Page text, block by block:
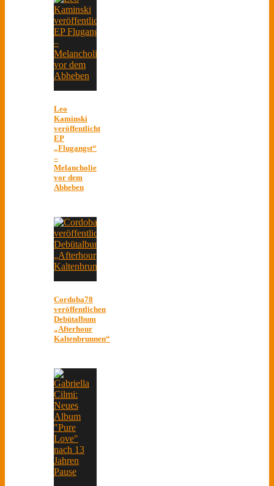
Leo
Kaminski
veröffentlicht
EP
„Flugangst“
–
Melancholie
vor dem
Abheben
Cordoba78
veröffentlichen
Debütalbum
„Afterhour
Kaltenbrunnen“